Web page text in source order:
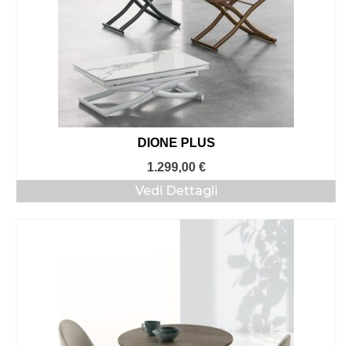
DIONE PLUS
1.299,00 €
Vedi Dettagli